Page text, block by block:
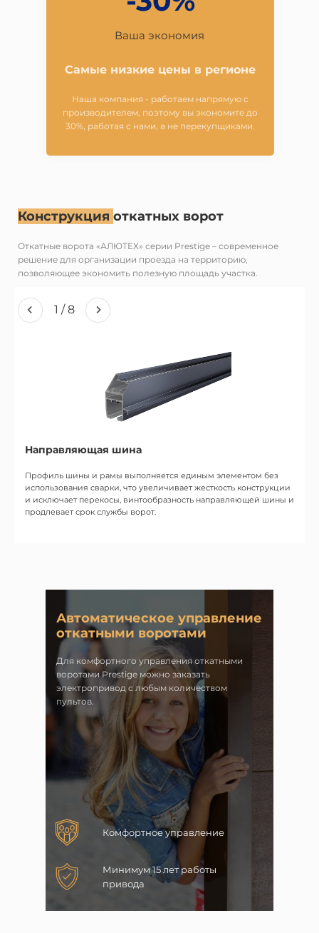
Самые низкие цены в регионе
Наша компания - работаем напрямую с
производителем, поэтому вы экономите до
30%, работая с нами, а не перекупщиками.
Ваша экономия
Конструкция откатных ворот
Откатные ворота «АЛЮТЕХ» серии Prestige – современное
решение для организации проезда на территорию,
позволяющее экономить полезную площадь участка.
1 /8
Направляющая шина
Профиль шины и рамы выполняется единым элементом без
использования сварки, что увеличивает жесткость конструкции
и исключает перекосы, винтообразность направляющей шины и
продлевает срок службы ворот.
Автоматическое управление
откатными воротами
Для комфортного управления откатными
воротами Prestige можно заказать
электропривод с любым количеством
пультов.
Минимум 15 лет работы
привода
Комфортное управление